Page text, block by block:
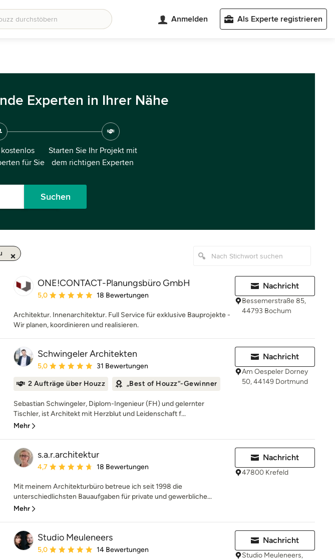
Anmelden Als Experte registrieren
Experten in Ihrer Nähe
für Sie
Starten Sie Ihr Projekt mit
dem richtigen Experten
Suchen
ONE!CONTACT-Planungsbüro GmbH
Durchschnittliche Bewertung: 5 von 5 Sternen
5,0 18 Bewertungen
Architektur. Innenarchitektur. Full Service für exklusive Bauprojekte -
Wir planen, koordinieren und realisieren.
Nachricht
Bessemerstraße 85,
44793 Bochum
Schwingeler Architekten
Durchschnittliche Bewertung: 5 von 5 Sternen
5,0 31 Bewertungen
2 Aufträge über Houzz „Best of Houzz“-Gewinner
Sebastian Schwingeler, Diplom-Ingenieur (FH) und gelernter
Tischler, ist Architekt mit Herzblut und Leidenschaft f...
Mehr
Nachricht
Am Oespeler Dorney
50, 44149 Dortmund
s.a.r.architektur
Durchschnittliche Bewertung: 4.7 von 5 Sternen
4,7 18 Bewertungen
Mit meinem Architekturbüro betreue ich seit 1998 die
unterschiedlichsten Bauaufgaben für private und gewerbliche...
Mehr
Nachricht
47800 Krefeld
Studio Meuleneers
Durchschnittliche Bewertung: 5 von 5 Sternen
5,0 14 Bewertungen
Nachricht
Studio Meuleneers,